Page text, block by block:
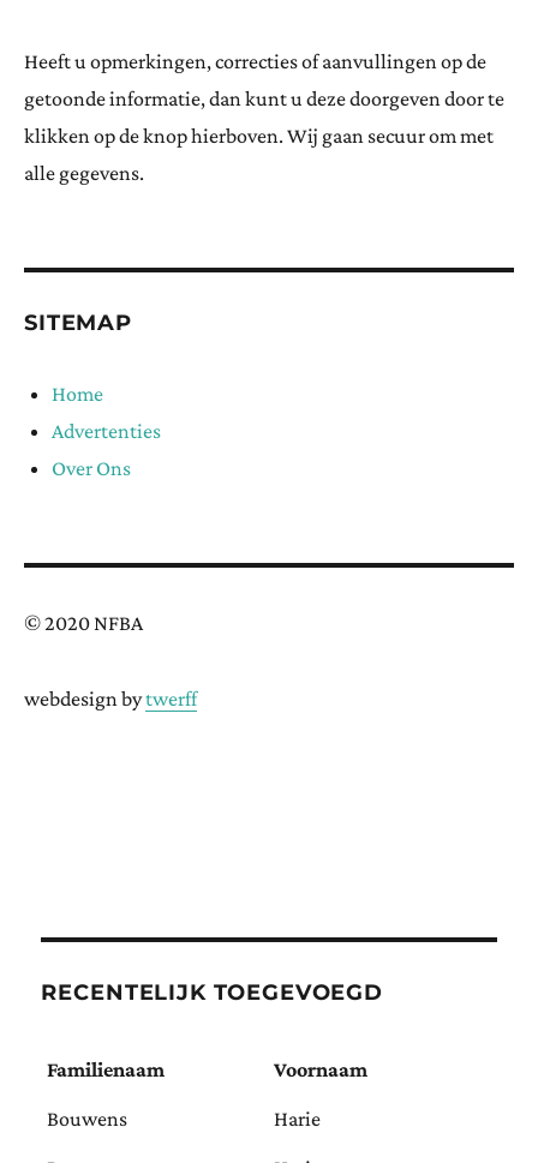
Heeft u opmerkingen, correcties of aanvullingen op de
getoonde informatie, dan kunt u deze doorgeven door te
klikken op de knop hierboven. Wij gaan secuur om met
alle gegevens.
SITEMAP
Home
Advertenties
Over Ons
© 2020 NFBA
webdesign bytwerff
RECENTELIJK TOEGEVOEGD
Familienaam Voornaam
Bouwens Harie